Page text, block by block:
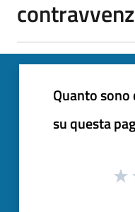
Quanto
su questa